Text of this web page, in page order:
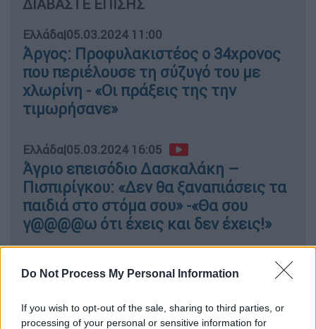
Do Not Process My Personal Information
If you wish to opt-out of the sale, sharing to third parties, or
processing of your personal or sensitive information for
ΔΙΑΒΑΣΤΕ ΕΠΙΣΗΣ
Ελλάδα|05.03.2024 11:00
Άργος: Προφυλακιστέος ο 34χρονος
που περιέλουσε τη σύζυγό του με
χλωρίνη - «Οι πράξεις της την
τιμωρήσανε»
Ελλάδα|05.03.2024 16:05
Άγριο επεισόδιο Δασκαλάκη –
Πισπιρίγκου: «Δεν θα ξαναπιάσεις τα
παιδιά στο στόμα σου» -«Θα σου
γ@@@@ω ότι έχεις και δεν έχεις!»